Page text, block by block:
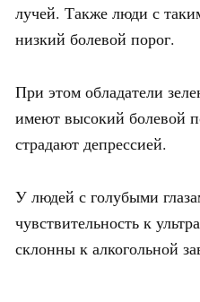
лучей. Также люди с
низкий болевой порог.
При этом обладатели
имеют высокий болевой
страдают депрессией.
У людей с голубыми
чувствительность к
склонны к алкогольной